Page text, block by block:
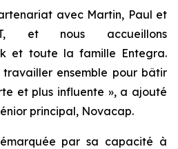
avec Martin, Paul et
et nous accueillons
et toute la famille Entegra.
travailler ensemble pour bâtir
et plus influente », a ajouté
principal, Novacap.
par sa capacité à